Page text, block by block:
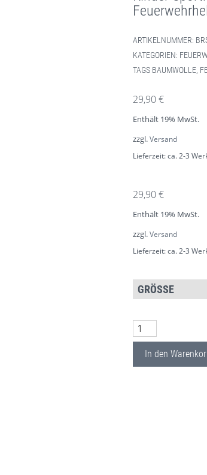
ARTIKELNUMMER:
KATEGORIEN:
TAGS BAUMWOLLE,
29,90€
Enthält 19% MwSt.
zzgl.Versand
Lieferzeit: ca. 2-3
29,90€
Enthält 19% MwSt.
zzgl.Versand
Lieferzeit: ca. 2-3
GRÖSSE
Kinder-Sporthose
In den